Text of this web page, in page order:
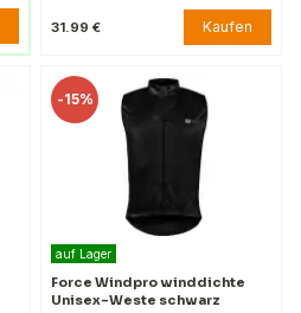
31.99 € Kaufen
-15%
auf Lager
Force Windpro winddichte
Unisex-Weste schwarz